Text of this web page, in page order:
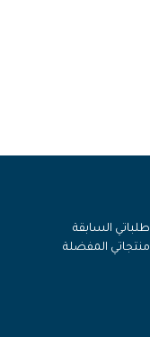
طلباتي السابقة
منتجاتي المفضلة